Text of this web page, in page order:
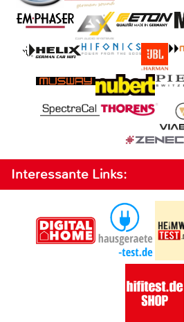
Interessante Links: